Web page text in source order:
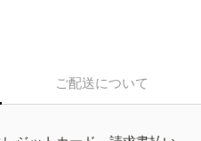
ご配送について